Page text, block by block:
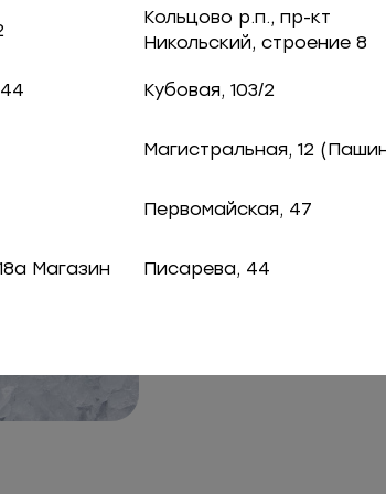
Кольцово р.п., пр-кт
Никольский, строение 8
Кубовая, 103/2
Магистральная, 12
Первомайская, 47
Магазин Писарева, 44